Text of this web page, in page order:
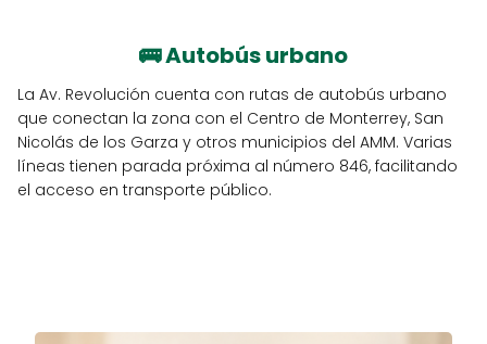
🚌Autobús urbano
La Av. Revolución cuenta con rutas de autobús urbano
que conectan la zona con el Centro de Monterrey, San
Nicolás de los Garza y otros municipios del AMM. Varias
líneas tienen parada próxima al número 846, facilitando
el acceso en transporte público.